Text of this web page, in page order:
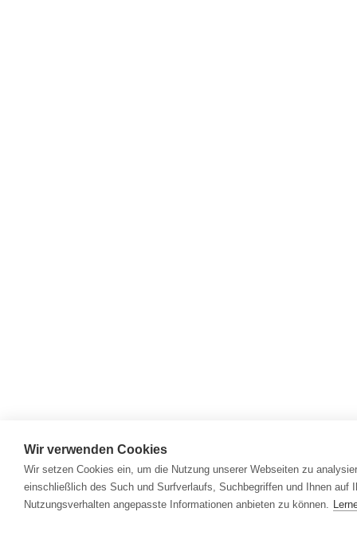
Wir verwenden Cookies
Wir setzen Cookies ein, um die Nutzung unserer Webseiten zu
einschließlich des Such und Surfverlaufs, Suchbegriffen und Ihnen auf
Nutzungsverhalten angepasste Informationen anbieten zu können.